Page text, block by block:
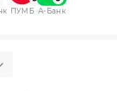
ПУМБ A-Банк